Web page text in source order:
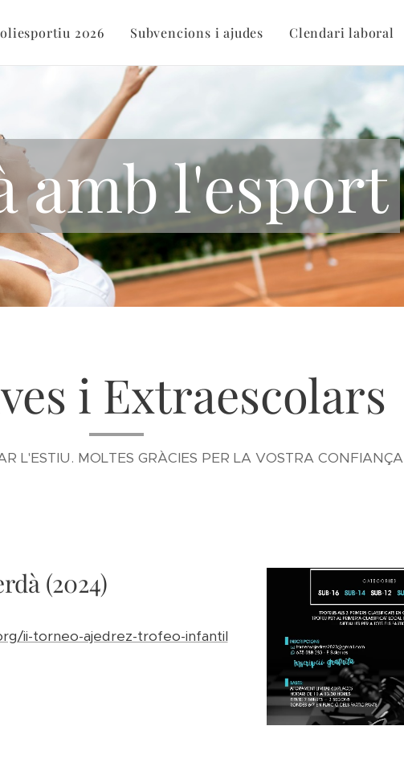
2026 Subvencions i ajudes Clendari laboral
amb l'esport
i Extraescolars
L'ESTIU. MOLTES GRÀCIES PER LA VOSTRA CONFIANÇA
(2024)
ii-torneo-ajedrez-trofeo-infantil